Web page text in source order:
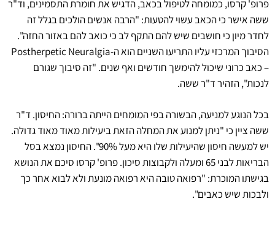
פרופ' קרסו, כמומחה לטיפול בכאב, הדגיש את חומרת התסמינים, וד"ר
ששה אישר כי הכאב עשוי להטעות: "הרבה אנשים הולכים בגלל זה
לחדר מיון כי חושבים שיש להם התקף לב כי כואב להם באזור החזה".
הסיבוך המרכזי עליו התריעו השניים הוא ה-Postherpetic Neuralgia
– כאב כרוני שיכול להימשך חודשים ואף שנים. "זה סיבוך שגורם
לנכות", הזהיר ד"ר ששה.
בכל הנוגע למניעה, הבשורה בפי המומחים הייתה ברורה: החיסון. ד"ר
ששה ציין כי "ניתן למנוע את המחלה הזאת ביעילות מאוד מאוד גדולה.
יש למעשה חיסון שהיעילות שלו היא מעל 90%". החיסון נמצא בסל
הבריאות לבני 65 ומעלה ולקבוצות סיכון. פרופ' קרסו סיכם את הנושא
בגישתו המוכרת: "רפואה טובה היא רפואה מונעת ולא לבוא אחר כך
ולבכות שיש כאבים".